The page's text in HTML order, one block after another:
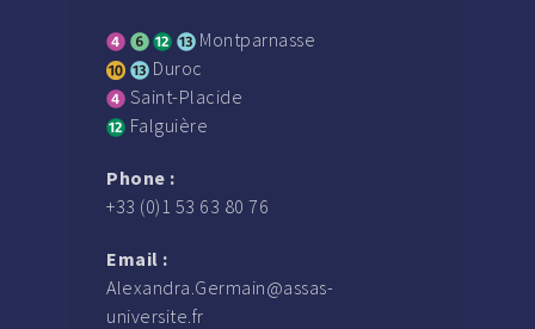
Montparnasse
Duroc
Saint-Placide
Falguière
Phone :
+33 (0)1 53 63 80 76
Email :
Alexandra.Germain@assas-
universite.fr